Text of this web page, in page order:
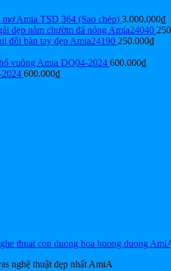
Amia TSD 364 (Sao chép) 3.000.000₫
đẹp nằm chườm đá nóng Amia24040
đôi bàn tay đẹp Amia24190 250.000₫
vuông Amia DQ04-2024 600.000₫
600.000₫
nghệ thuật đẹp nhất AmiA